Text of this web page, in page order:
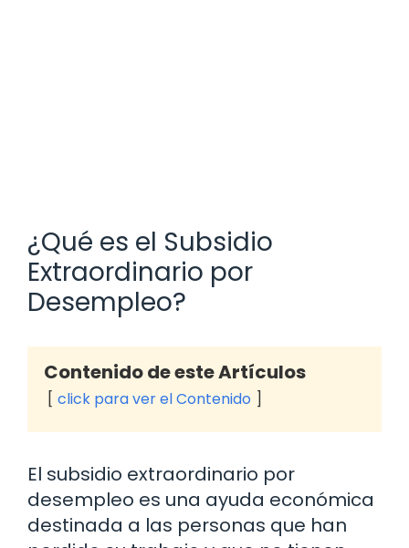
¿Qué es el Subsidio
Extraordinario por
Desempleo?
Contenido de este Artículos
click para ver el Contenido
El subsidio extraordinario por
desempleo es una ayuda económica
destinada a las personas que han